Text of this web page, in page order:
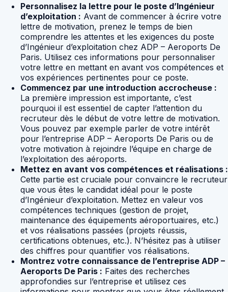
Personnalisez la lettre pour le poste d’Ingénieur
d’exploitation : Avant de commencer à écrire votre
lettre de motivation, prenez le temps de bien
comprendre les attentes et les exigences du poste
d’Ingénieur d’exploitation chez ADP – Aeroports De
Paris. Utilisez ces informations pour personnaliser
votre lettre en mettant en avant vos compétences et
vos expériences pertinentes pour ce poste.
Commencez par une introduction accrocheuse :
La première impression est importante, c’est
pourquoi il est essentiel de capter l’attention du
recruteur dès le début de votre lettre de motivation.
Vous pouvez par exemple parler de votre intérêt
pour l’entreprise ADP – Aeroports De Paris ou de
votre motivation à rejoindre l’équipe en charge de
l’exploitation des aéroports.
Mettez en avant vos compétences et réalisations :
Cette partie est cruciale pour convaincre le recruteur
que vous êtes le candidat idéal pour le poste
d’Ingénieur d’exploitation. Mettez en valeur vos
compétences techniques (gestion de projet,
maintenance des équipements aéroportuaires, etc.)
et vos réalisations passées (projets réussis,
certifications obtenues, etc.). N’hésitez pas à utiliser
des chiffres pour quantifier vos réalisations.
Montrez votre connaissance de l’entreprise ADP –
Aeroports De Paris : Faites des recherches
approfondies sur l’entreprise et utilisez ces